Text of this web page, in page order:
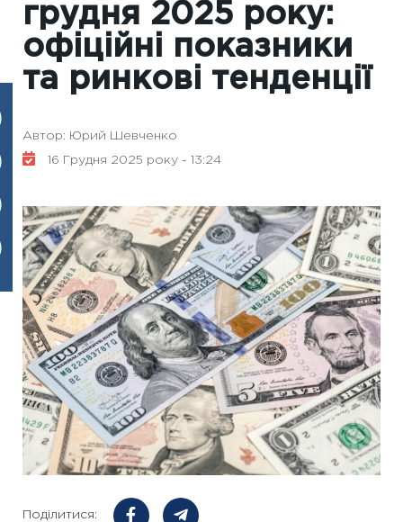
грудня 2025 року:
офіційні показники
та ринкові тенденції
Автор: Юрий Шевченко
16 Грудня 2025 року - 13:24
Поділитися: